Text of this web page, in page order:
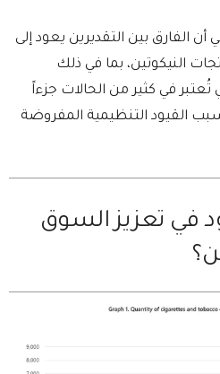
الفارق بين التقديرين يعود إلى
النيكوتين، بما في ذلك
تُعتبر في كثير من الحالات جزءاً
القيود التنظيمية المفروضة
في تعزيز السوق